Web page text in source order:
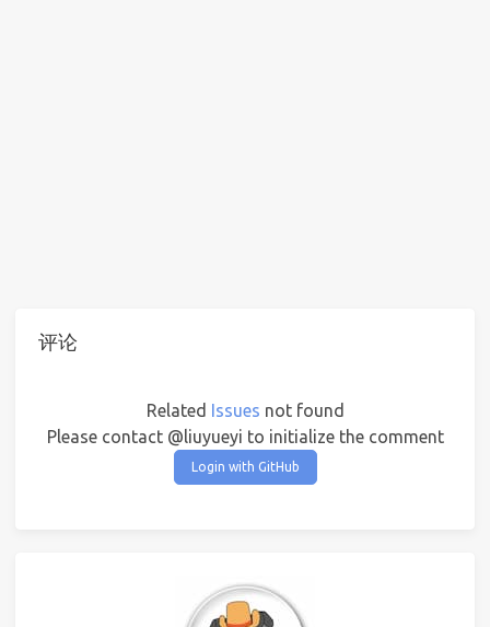
评论
Related Issues not found
Please contact @liuyueyi to initialize the comment
Login with GitHub